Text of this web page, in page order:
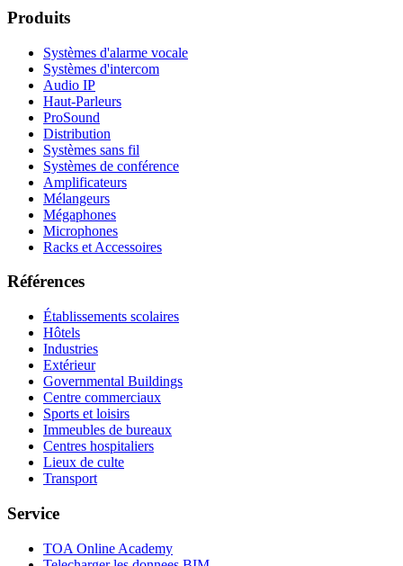
Produits
Systèmes d'alarme vocale
Systèmes d'intercom
Audio IP
Haut-Parleurs
ProSound
Distribution
Systèmes sans fil
Systèmes de conférence
Amplificateurs
Mélangeurs
Mégaphones
Microphones
Racks et Accessoires
Références
Établissements scolaires
Hôtels
Industries
Extérieur
Governmental Buildings
Centre commerciaux
Sports et loisirs
Immeubles de bureaux
Centres hospitaliers
Lieux de culte
Transport
Service
TOA Online Academy